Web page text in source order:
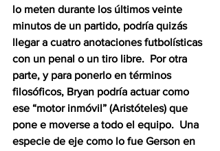
lo meten durante los últimos veinte
minutos de un partido, podría quizás
llegar a cuatro anotaciones futbolísticas
con un penal o un tiro libre.  Por otra
parte, y para ponerlo en términos
filosóficos, Bryan podría actuar como
ese “motor inmóvil” (Aristóteles) que
pone e moverse a todo el equipo.  Una
especie de eje como lo fue Gerson en